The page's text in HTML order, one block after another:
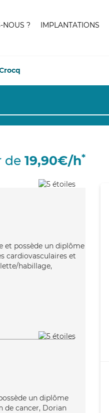
NOUS ? IMPLANTATIONS
de 19,90€/h*
et possède un diplôme
cardiovasculaires et
habillage,
un diplôme
de cancer, Dorian